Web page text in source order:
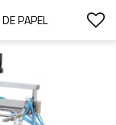
PAPEL